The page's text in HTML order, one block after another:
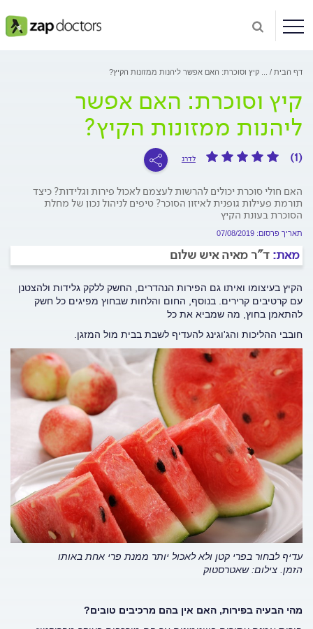
דף הבית קיץ וסוכרת: האם אפשר ליהנות ממזונות הקיץ?
קיץ וסוכרת: האם אפשר
ליהנות ממזונות הקיץ?
(1) לדרג
האם חולי סוכרת יכולים להרשות לעצמם לאכול פירות וגלידות? כיצד
תורמת פעילות גופנית לאיזון הסוכר? טיפים לניהול נכון של מחלת
הסוכרת בעונת הקיץ
תאריך פרסום: 07/08/2019
מאת: ד"ר מאיה איש שלום
הקיץ בעיצומו ואיתו גם הפירות הנהדרים, החשק ללקק גלידות ולהצטנן
עם קרטיבים קרירים. בנוסף, החום והלחות שבחוץ מפיגים כל חשק
להתאמן בחוץ, מה שמביא את כל
חובבי ההליכות והג'וגינג להעדיף לשבת בבית מול המזגן.
עדיף לבחור בפרי קטן ולא לאכול יותר ממנת פרי אחת באותו
הזמן. צילום: שאטרסטוק
מהי הבעיה בפירות, האם אין בהם מרכיבים טובים?